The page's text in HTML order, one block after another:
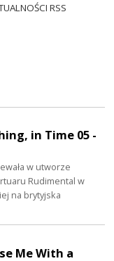
RSS
in Time 05 -
w utworze
Rudimental w
na brytyjska
Me With a